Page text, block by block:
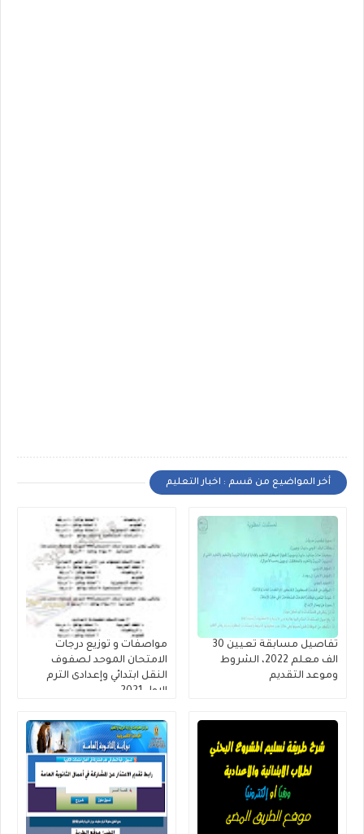
أخر المواضيع من قسم : اخبار التعليم
تفاصيل مسابقة تعيين 30
الف معلم 2022، الشروط
وموعد التقديم
مواصفات و توزيع درجات
الامتحان الموحد لصفوف
النقل ابتدائي وإعدادى الترم
الاول 2021